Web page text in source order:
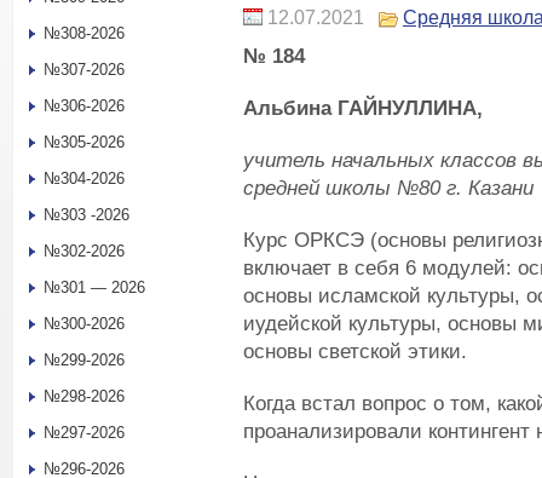
12.07.2021 Средняя
№ 184
Альбина ГАЙНУЛЛИНА,
учитель начальных классов
средней школы №80 г. Казани
Курс ОРКСЭ (основы
включает в себя 6 модулей:
основы исламской культуры,
иудейской культуры, основы
основы светской этики.
Когда встал вопрос о том,
проанализировали
№308-2026
№307-2026
№306-2026
№305-2026
№304-2026
№303 -2026
№302-2026
№301 — 2026
№300-2026
№299-2026
№298-2026
№297-2026
№296-2026